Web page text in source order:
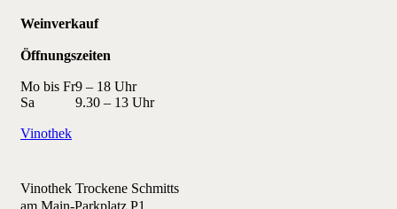
Weinverkauf
Öffnungszeiten
Mo bis Fr9 – 18 Uhr
Sa
9.30 – 13 Uhr
Vinothek
Vinothek Trockene Schmitts
am Main-Parkplatz P1